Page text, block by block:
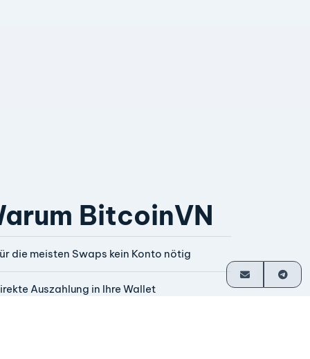
BitcoinVN
die meisten Swaps kein Konto nötig
Auszahlung in Ihre Wallet